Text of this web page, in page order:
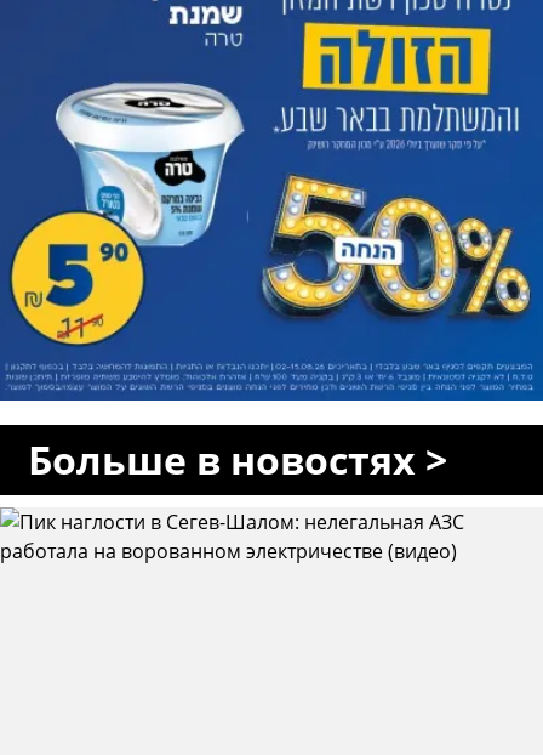
Больше в новостях >